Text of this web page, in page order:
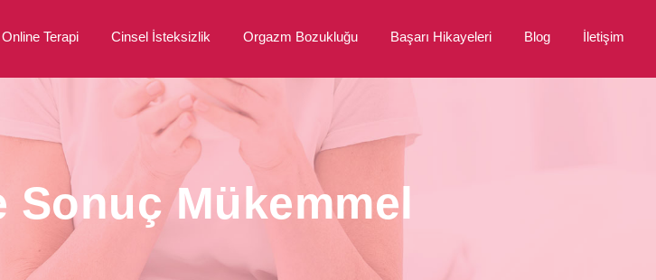
Online Terapi Cinsel İsteksizlik Orgazm Bozukluğu Başarı Hikayeleri Blog İletişim
Mükemmel